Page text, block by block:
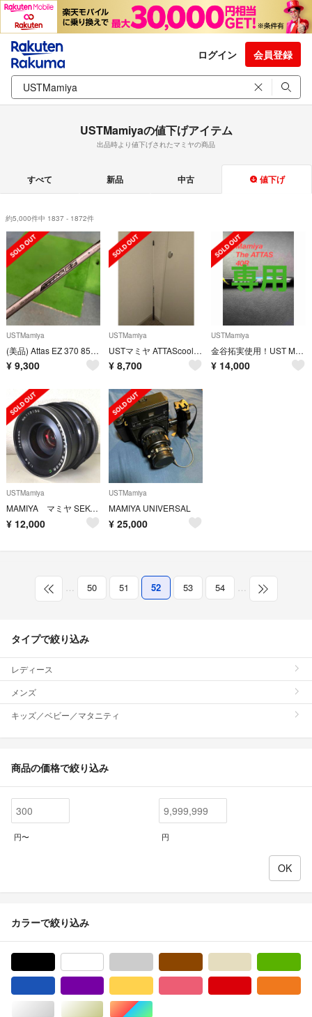
ログイン 会員登録
USTMamiyaの値下げアイテム
出品時より値下げされたマミヤの商品
すべて 新品 中古 値下げ
約5,000件中 1837 - 1872件
USTMamiya
(美品) Attas EZ 370 85s テーラーメイドスリーブ付 シャフト
¥ 9,300
USTMamiya
USTマミヤ ATTAScool アッタスクール5R ピンG400対応スリーブ
¥ 8,700
USTMamiya
金谷拓実使用！UST Mamiya The ATTAS 4R
¥ 14,000
USTMamiya
MAMIYA マミヤ SEKOR C 90mm F3.8 単焦点レンズ
¥ 12,000
USTMamiya
MAMIYA UNIVERSAL
¥ 25,000
… 50 51 52 53 54 …
タイプで絞り込み
レディース
メンズ
キッズ／ベビー／マタニティ
商品の価格で絞り込み
円〜 円
カラーで絞り込み
シルバー/銀色系ゴールド/金色系マルチカラー